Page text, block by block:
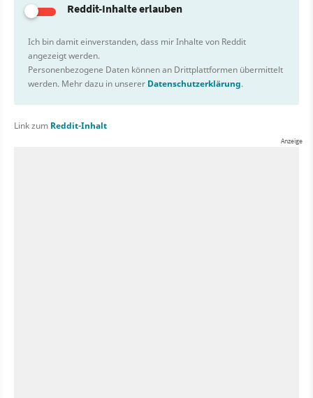
Reddit-Inhalte erlauben
Ich bin damit einverstanden, dass mir Inhalte von Reddit
angezeigt werden.
Personenbezogene Daten können an Drittplattformen übermittelt
werden. Mehr dazu in unserer Datenschutzerklärung.
Link zum Reddit-Inhalt